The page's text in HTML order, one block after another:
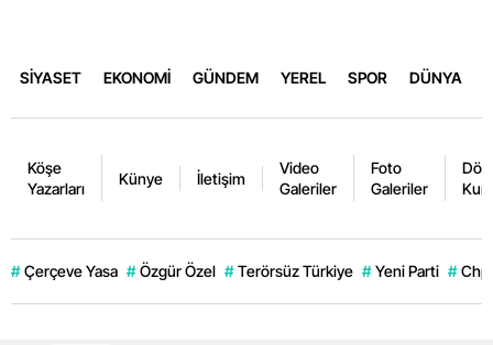
SİYASET EKONOMİ GÜNDEM YEREL SPOR DÜNYA
Köşe
Yazarları
Künye İletişim
Video
Galeriler
Foto
Galeriler
# Çerçeve Yasa # Özgür Özel # Terörsüz Türkiye # Yeni Parti # Chp